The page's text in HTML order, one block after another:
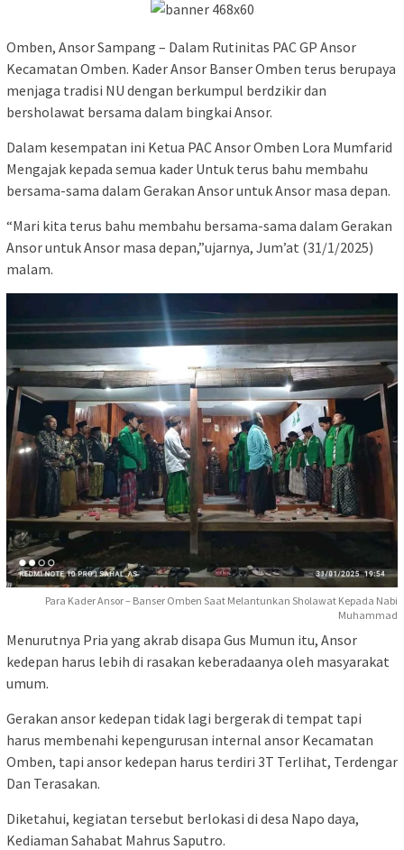
Omben, Ansor Sampang – Dalam Rutinitas PAC GP Ansor
Kecamatan Omben. Kader Ansor Banser Omben terus berupaya
menjaga tradisi NU dengan berkumpul berdzikir dan
bersholawat bersama dalam bingkai Ansor.
Dalam kesempatan ini Ketua PAC Ansor Omben Lora Mumfarid
Mengajak kepada semua kader Untuk terus bahu membahu
bersama-sama dalam Gerakan Ansor untuk Ansor masa depan.
“Mari kita terus bahu membahu bersama-sama dalam Gerakan
Ansor untuk Ansor masa depan,”ujarnya, Jum’at (31/1/2025)
malam.
Para Kader Ansor – Banser Omben Saat Melantunkan Sholawat Kepada Nabi
Muhammad
Menurutnya Pria yang akrab disapa Gus Mumun itu, Ansor
kedepan harus lebih di rasakan keberadaanya oleh masyarakat
umum.
Gerakan ansor kedepan tidak lagi bergerak di tempat tapi
harus membenahi kepengurusan internal ansor Kecamatan
Omben, tapi ansor kedepan harus terdiri 3T Terlihat, Terdengar
Dan Terasakan.
Diketahui, kegiatan tersebut berlokasi di desa Napo daya,
Kediaman Sahabat Mahrus Saputro.